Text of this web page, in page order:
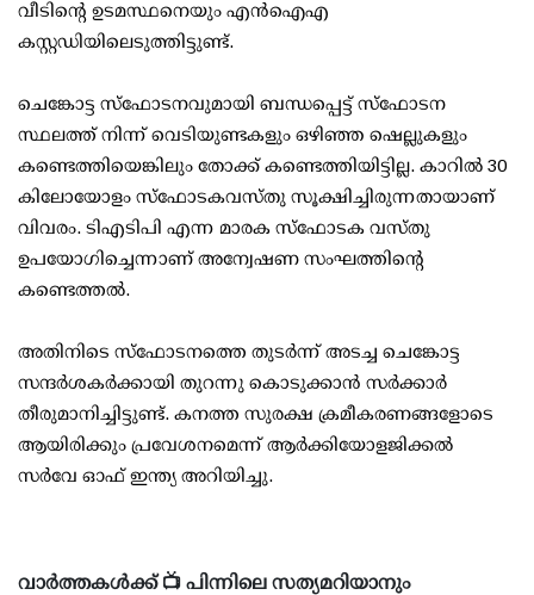
വീടിന്റെ ഉടമസ്ഥനെയും എന്‍ഐഎ
കസ്റ്റഡിയിലെടുത്തിട്ടുണ്ട്.
ചെങ്കോട്ട സ്‌ഫോടനവുമായി ബന്ധപ്പെട്ട് സ്‌ഫോടന
സ്ഥലത്ത് നിന്ന് വെടിയുണ്ടകളും ഒഴിഞ്ഞ ഷെല്ലുകളും
കണ്ടെത്തിയെങ്കിലും തോക്ക് കണ്ടെത്തിയിട്ടില്ല. കാറില്‍ 30
കിലോയോളം സ്‌ഫോടകവസ്തു സൂക്ഷിച്ചിരുന്നതായാണ്
വിവരം. ടിഎടിപി എന്ന മാരക സ്‌ഫോടക വസ്തു
ഉപയോഗിച്ചെന്നാണ് അന്വേഷണ സംഘത്തിന്റെ
കണ്ടെത്തല്‍.
അതിനിടെ സ്‌ഫോടനത്തെ തുടര്‍ന്ന് അടച്ച ചെങ്കോട്ട
സന്ദര്‍ശകര്‍ക്കായി തുറന്നു കൊടുക്കാന്‍ സര്‍ക്കാര്‍
തീരുമാനിച്ചിട്ടുണ്ട്. കനത്ത സുരക്ഷ ക്രമീകരണങ്ങളോടെ
ആയിരിക്കും പ്രവേശനമെന്ന് ആര്‍ക്കിയോളജിക്കല്‍
സര്‍വേ ഓഫ് ഇന്ത്യ അറിയിച്ചു.
വാർത്തകൾക്ക് 📺 പിന്നിലെ സത്യമറിയാനും